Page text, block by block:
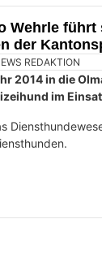
Wehrle führt
der
REDAKTION
2014 in die
im